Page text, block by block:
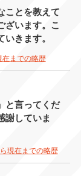
ことを教えて
ざいます。こ
きます。
までの略歴
と言ってくだ
謝していま
現在までの略歴